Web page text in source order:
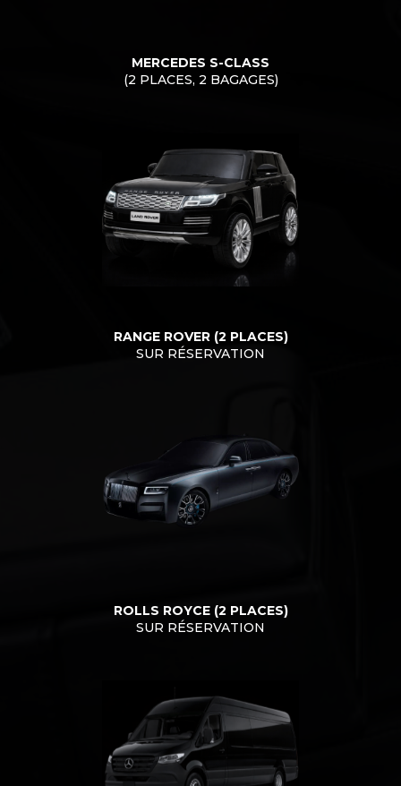
MERCEDES S-CLASS
(2 PLACES, 2 BAGAGES)
RANGE ROVER (2 PLACES)
SUR RÉSERVATION
ROLLS ROYCE (2 PLACES)
SUR RÉSERVATION